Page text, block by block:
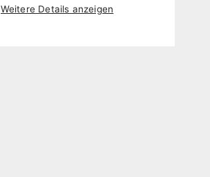
Weitere Details anzeigen